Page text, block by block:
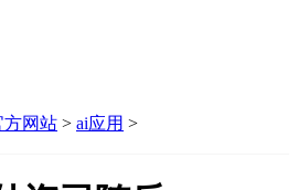
方网站 > ai应用 >